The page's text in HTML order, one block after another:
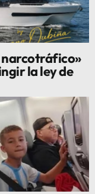
narcotráfico»
la ley de